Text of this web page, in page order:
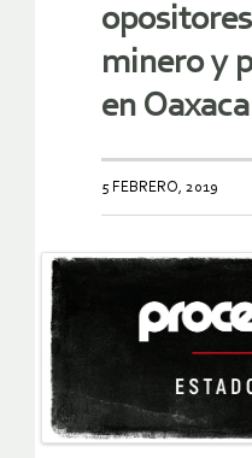
minero y
en Oaxaca
5 FEBRERO, 2019